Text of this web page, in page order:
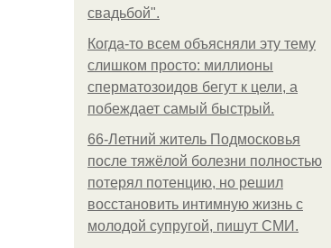
свадьбой".
Когда-то всем объясняли эту тему
слишком просто: миллионы
сперматозоидов бегут к цели, а
побеждает самый быстрый.
66-Летний житель Подмосковья
после тяжёлой болезни полностью
потерял потенцию, но решил
восстановить интимную жизнь с
молодой супругой, пишут СМИ.